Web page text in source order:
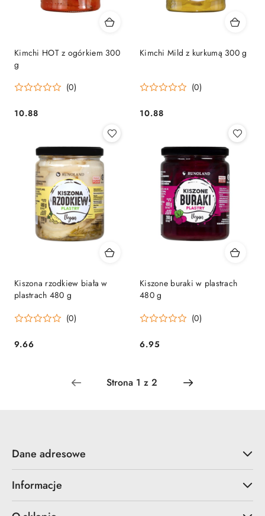
Kimchi HOT z ogórkiem 300
g
(0)
Cena:
10.88
Kimchi Mild z kurkumą 300 g
(0)
Cena:
10.88
Kiszona rzodkiew biała w
plastrach 480 g
(0)
Cena:
9.66
Kiszone buraki w plastrach
480 g
(0)
Cena:
6.95
Dane adresowe
Informacje